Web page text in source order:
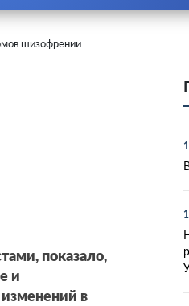
шизофрении
показало,
и
в